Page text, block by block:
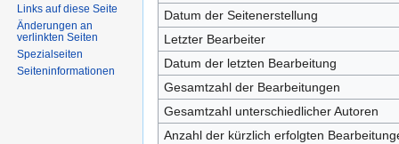
Datum der Seitenerstellung
Letzter Bearbeiter
Datum der letzten Bearbeitung
Gesamtzahl der Bearbeitungen
Gesamtzahl unterschiedlicher Autoren
Anzahl der kürzlich erfolgten
Links auf diese Seite
Änderungen an
verlinkten Seiten
Spezialseiten
Seiten­informationen